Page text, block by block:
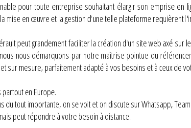
pour toute entreprise souhaitant élargir son emprise en
mise en œuvre et la gestion d'une telle plateforme requièrent
peut grandement faciliter la création d'un site web axé
nous démarquons par notre maîtrise pointue du
sur mesure, parfaitement adapté à vos besoins et à ceux de
en Europe.
du tout importante, on se voit et on discute sur Whatsapp,
peut répondre à votre besoin à distance.